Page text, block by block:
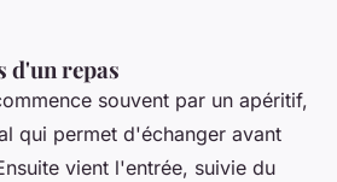
d'un repas
souvent par un apéritif,
qui permet d'échanger avant
vient l'entrée, suivie du